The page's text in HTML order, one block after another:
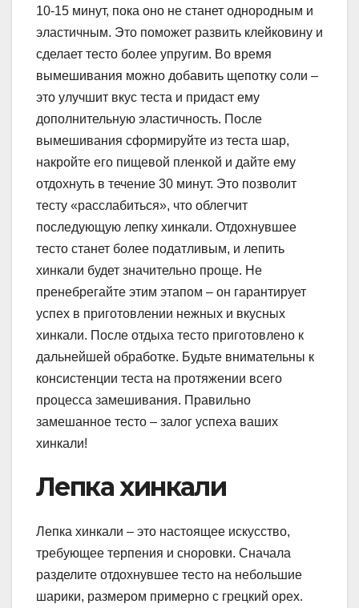
10-15 минут, пока оно не станет однородным и
эластичным. Это поможет развить клейковину и
сделает тесто более упругим. Во время
вымешивания можно добавить щепотку соли –
это улучшит вкус теста и придаст ему
дополнительную эластичность. После
вымешивания сформируйте из теста шар,
накройте его пищевой пленкой и дайте ему
отдохнуть в течение 30 минут. Это позволит
тесту «расслабиться», что облегчит
последующую лепку хинкали. Отдохнувшее
тесто станет более податливым, и лепить
хинкали будет значительно проще. Не
пренебрегайте этим этапом – он гарантирует
успех в приготовлении нежных и вкусных
хинкали. После отдыха тесто приготовлено к
дальнейшей обработке. Будьте внимательны к
консистенции теста на протяжении всего
процесса замешивания. Правильно
замешанное тесто – залог успеха ваших
хинкали!
Лепка хинкали
Лепка хинкали – это настоящее искусство,
требующее терпения и сноровки. Сначала
разделите отдохнувшее тесто на небольшие
шарики, размером примерно с грецкий орех.